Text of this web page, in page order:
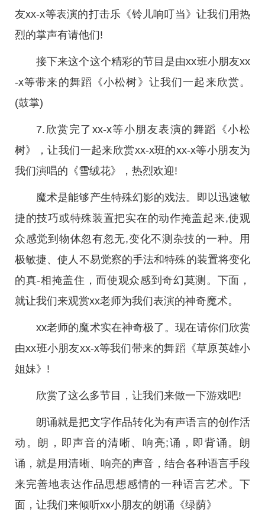
友xx-x等表演的打击乐《铃儿响叮当》让我们用热
烈的掌声有请他们!
接下来这个这个精彩的节目是由xx班小朋友xx
-x等带来的舞蹈《小松树》让我们一起来欣赏。
(鼓掌)
7.欣赏完了xx-x等小朋友表演的舞蹈《小松
树》，让我们一起来欣赏xx-x班的xx-x等小朋友为
我们演唱的《雪绒花》，热烈欢迎!
魔术是能够产生特殊幻影的戏法。即以迅速敏
捷的技巧或特殊装置把实在的动作掩盖起来,使观
众感觉到物体忽有忽无,变化不测杂技的一种。用
极敏捷、使人不易觉察的手法和特殊的装置将变化
的真-相掩盖住，而使观众感到奇幻莫测。下面，
就让我们来观赏xx老师为我们表演的神奇魔术。
xx老师的魔术实在神奇极了。现在请你们欣赏
由xx班小朋友xx-x等我们带来的舞蹈《草原英雄小
姐妹》!
欣赏了这么多节目，让我们来做一下游戏吧!
朗诵就是把文字作品转化为有声语言的创作活
动。朗，即声音的清晰、响亮;诵，即背诵。朗
诵，就是用清晰、响亮的声音，结合各种语言手段
来完善地表达作品思想感情的一种语言艺术。下
面，让我们来倾听xx小朋友的朗诵《绿荫》